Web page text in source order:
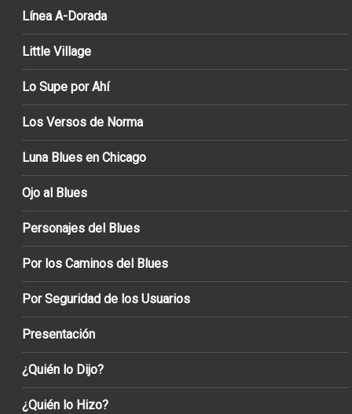
Línea A-Dorada
Little Village
Lo Supe por Ahí
Los Versos de Norma
Luna Blues en Chicago
Ojo al Blues
Personajes del Blues
Por los Caminos del Blues
Por Seguridad de los Usuarios
Presentación
¿Quién lo Dijo?
¿Quién lo Hizo?